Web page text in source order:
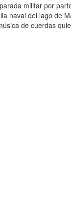
militar por
naval del lago de
de cuerdas